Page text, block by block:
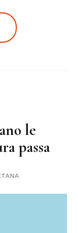
le
passa